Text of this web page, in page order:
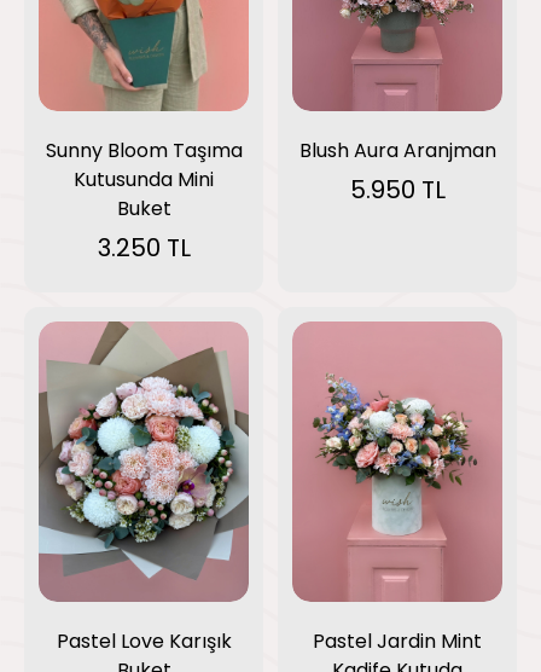
Sunny Bloom Taşıma
Kutusunda Mini
Buket
3.250 TL
Blush Aura Aranjman
5.950 TL
Pastel Love Karışık
Pastel Jardin Mint